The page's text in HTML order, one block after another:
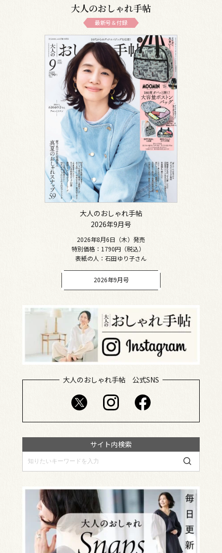
大人のおしゃれ手帖
最新号＆付録
大人のおしゃれ手帖
2026年9月号
2026年8月6日（木）発売
特別価格：1790円（税込）
表紙の人：石田ゆり子さん
2026年9月号
大人のおしゃれ手帖 公式SNS
サイト内検索